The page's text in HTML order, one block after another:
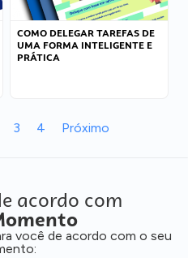
COMO DELEGAR TAREFAS DE
UMA FORMA INTELIGENTE E
PRÁTICA
3 4 Próximo
acordo com
você de acordo com o seu